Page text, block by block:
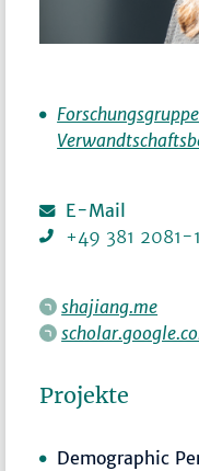
E-Mail
+49 381 2081-
shajiang.me
Projekte
Demographic